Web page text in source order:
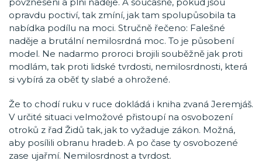
opravdu poctiví, tak zmíní, jak tam spolupůsobila ta
nabídka podílu na moci. Stručně řečeno: Falešné
naděje a brutální nemilosrdná moc. To je působení
model. Ne nadarmo proroci brojili souběžně jak proti
modlám, tak proti lidské tvrdosti, nemilosrdnosti, která
si vybírá za oběť ty slabé a ohrožené.
Že to chodí ruku v ruce dokládá i kniha zvaná Jeremjáš.
V určité situaci velmožové přistoupí na osvobození
otroků z řad Židů tak, jak to vyžaduje zákon. Možná,
aby posílili obranu hradeb. A po čase ty osvobozené
zase ujařmí. Nemilosrdnost a tvrdost.